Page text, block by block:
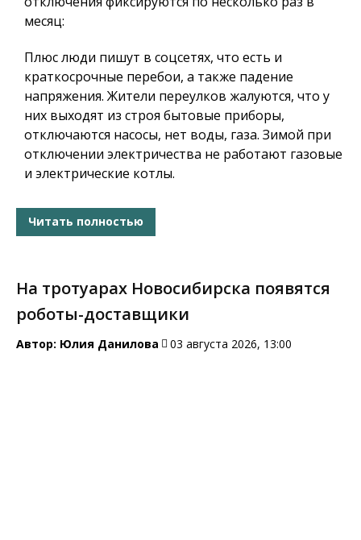
месяц:
Плюс люди пишут в соцсетях, что есть и
краткосрочные перебои, а также падение
напряжения. Жители переулков жалуются, что у
них выходят из строя бытовые приборы,
отключаются насосы, нет воды, газа. Зимой при
отключении электричества не работают газовые
и электрические котлы.
Читать полностью
На тротуарах Новосибирска появятся
роботы-доставщики
Автор: Юлия Данилова 03 августа 2026, 13:00